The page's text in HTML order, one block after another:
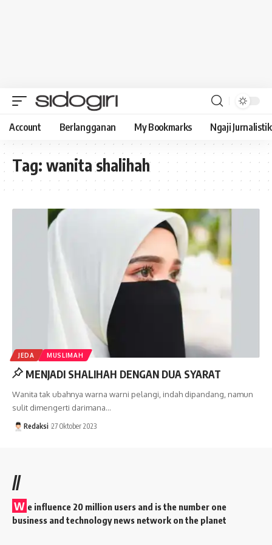
Account Berlangganan My Bookmarks Ngaji Jurnalistik
Tag: wanita shalihah
JEDA MUSLIMAH
MENJADI SHALIHAH DENGAN DUA SYARAT
Wanita tak ubahnya warna warni pelangi, indah dipandang, namun
sulit dimengerti darimana…
Redaksi 27 Oktober 2023
//
W e influence 20 million users and is the number one
business and technology news network on the planet